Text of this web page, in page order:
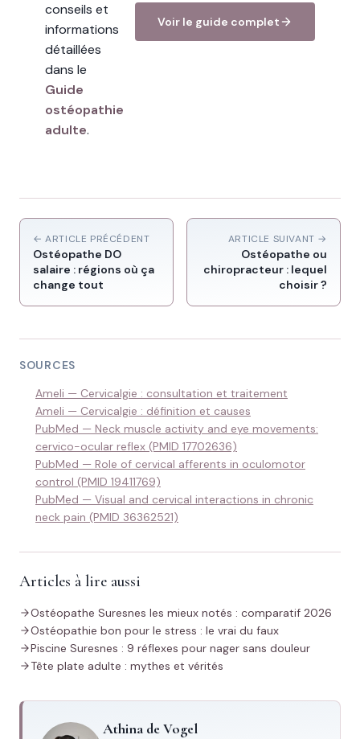
conseils et
informations
détaillées
dans le
Guide
ostéopathie
adulte.
Voir le guide complet
← ARTICLE PRÉCÉDENT
Ostéopathe DO
salaire : régions où ça
change tout
ARTICLE SUIVANT →
Ostéopathe ou
chiropracteur : lequel
choisir ?
SOURCES
Ameli — Cervicalgie : consultation et traitement
Ameli — Cervicalgie : définition et causes
PubMed — Neck muscle activity and eye movements:
cervico-ocular reflex (PMID 17702636)
PubMed — Role of cervical afferents in oculomotor
control (PMID 19411769)
PubMed — Visual and cervical interactions in chronic
neck pain (PMID 36362521)
Articles à lire aussi
Ostéopathe Suresnes les mieux notés : comparatif 2026
Ostéopathie bon pour le stress : le vrai du faux
Piscine Suresnes : 9 réflexes pour nager sans douleur
Tête plate adulte : mythes et vérités
Athina de Vogel